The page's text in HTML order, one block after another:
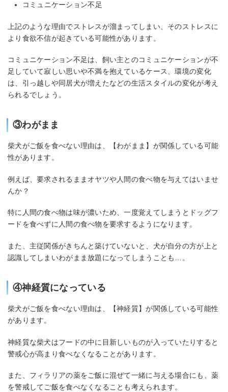
コミュニケーション不足
上記のような理由でストレスが溜まってしまい、そのストレスに
より食欲不信が起きている可能性があります。
コミュニケーション不足は、飼い主とのコミュニケーションが不
足していて寂しい思いや不満を抱えているケース、環境の変化
は、引っ越しや同居犬が増えたなどの生活スタイルの変化が考え
られるでしょう。
③わがまま
柴犬がご飯を食べない理由は、【わがまま】が関係している可能
性があります。
例えば、要求されるままオヤツや人間の食べ物を与えてはいませ
んか？
特に人間の食べ物は味が濃いため、一度覚えてしまうとドッグフ
ードを食べずに人間の食べ物を要求するようになります。
また、主従関係がきちんと築けていないと、犬が自分の方が上と
認識してしまいわがまま放題になってしまうことも…。
④神経質になっている
柴犬がご飯を食べない理由は、【神経質】が関係している可能性
があります。
神経質な柴犬はフードの中に目新しいものが入っていたりすると
警戒心が高まり食べなくなることがあります。
また、フィラリアの薬をご飯に混ぜて一緒に与える場合にも、薬
を警戒してご飯を食べなくなることも考えられます。